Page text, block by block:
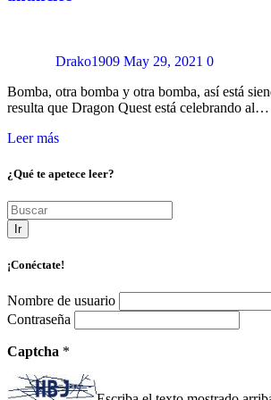
Drako1909 May 29, 2021 0
Bomba, otra bomba y otra bomba, así está
resulta que Dragon Quest está celebrando al…
Leer más
¿Qué te apetece leer?
Ir
¡Conéctate!
Nombre de usuario
Contraseña
Captcha *